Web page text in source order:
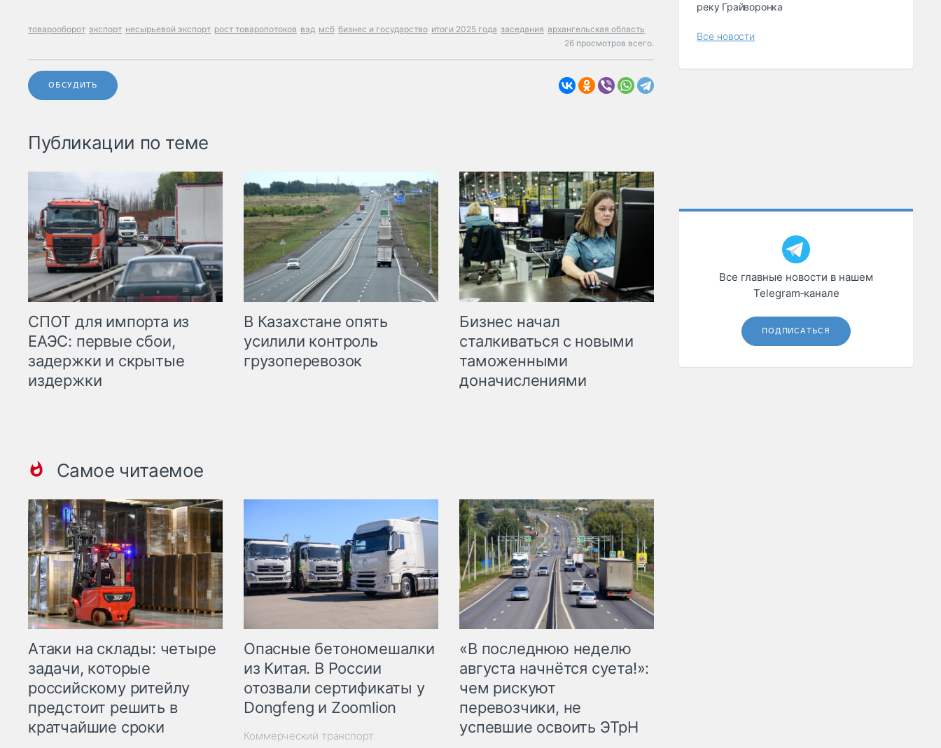
товарооборот экспорт несырьевой экспорт рост товаропотоков вэд мсб бизнес и государство итоги 2025 года заседания архангельская область
26 просмотров всего.
ОБСУДИТЬ
Публикации по теме
СПОТ для импорта из
ЕАЭС: первые сбои,
задержки и скрытые
издержки
В Казахстане опять
усилили контроль
грузоперевозок
Бизнес начал
сталкиваться с новыми
таможенными
доначислениями
Самое читаемое
Атаки на склады: четыре
задачи, которые
российскому ритейлу
предстоит решить в
кратчайшие сроки
Опасные бетономешалки
из Китая. В России
отозвали сертификаты у
Dongfeng и Zoomlion
Коммерческий транспорт
«В последнюю неделю
августа начнётся суета!»:
чем рискуют
перевозчики, не
успевшие освоить ЭТрН
реку Грайворонка
Все новости
Все главные новости в нашем
Telegram‑канале
ПОДПИСАТЬСЯ